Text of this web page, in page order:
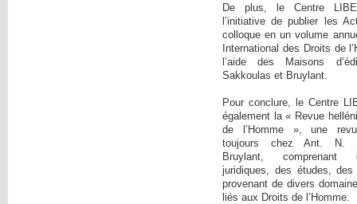
De plus, le Centre
l’initiative de publier les
colloque en un volume
International des Droits de
l’aide des Maisons
Sakkoulas et Bruylant.
Pour conclure, le Centre
également la « Revue
de l’Homme », une
toujours chez Ant. N.
Bruylant, comprenant
juridiques, des études, des
provenant de divers
liés aux Droits de l’Homme.